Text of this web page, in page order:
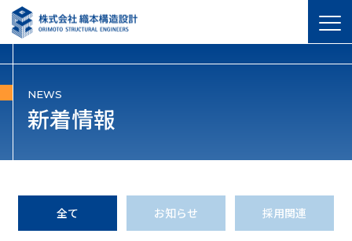
NEWS
新着情報
全て お知らせ 採用関連